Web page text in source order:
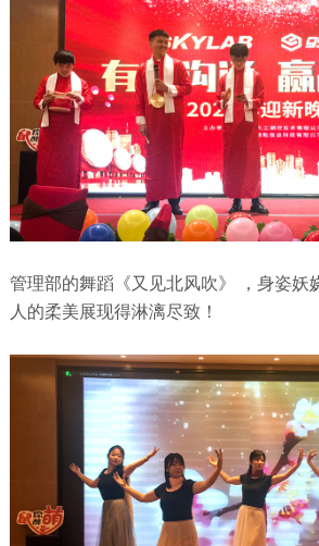
管理部的舞蹈《又见北风吹》 ，身姿妖
人的柔美展现得淋漓尽致！